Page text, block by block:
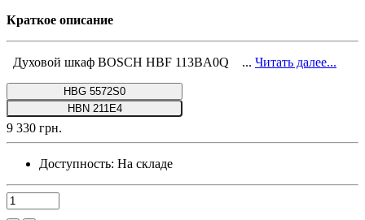
Краткое описание
Духовой шкаф BOSCH HBF 113BA0Q ... Читать далее...
HBG 5572S0
HBN 211E4
9 330 грн.
Доступность: На складе